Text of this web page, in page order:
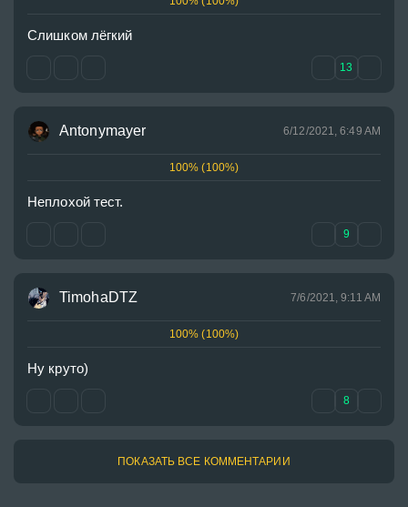
Antonymayer 6/12/2021, 6:49 AM
100% (100%)
Неплохой тест.
9
Слишком лёгкий
13
TimohaDTZ 7/6/2021, 9:11 AM
100% (100%)
Ну круто)
8
ПОКАЗАТЬ ВСЕ КОММЕНТАРИИ